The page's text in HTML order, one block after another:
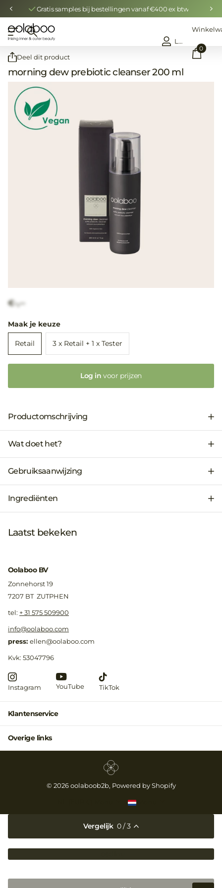
Gratis samples bij bestellingen vanaf €400 ex btw
Login
0
Deel dit product
morning dew prebiotic cleanser 200 ml
€-,--
Maak je keuze
Retail 3 x Retail + 1 x Tester
Log invoor prijzen
Productomschrijving
Wat doet het?
Gebruiksaanwijzing
Ingrediënten
Laatst bekeken
Oolaboo BV
Zonnehorst 19
7207 BT ZUTPHEN
​tel: + 31 575 509900
info@oolaboo.com
press: ellen@oolaboo.com
Kvk: 53047796
Instagram YouTube TikTok
Klantenservice
Overige links
© 2026oolaboob2b, Powered by Shopify
Vergelijk 0/ 3